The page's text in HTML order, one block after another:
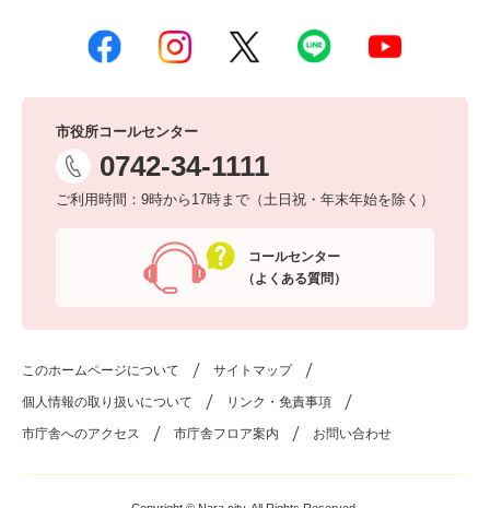
市役所コールセンター
0742-34-1111
ご利用時間：9時から17時まで（土日祝・年末年始を除く）
コールセンター
（よくある質問）
このホームページについて サイトマップ
個人情報の取り扱いについて リンク・免責事項
市庁舎へのアクセス 市庁舎フロア案内 お問い合わせ